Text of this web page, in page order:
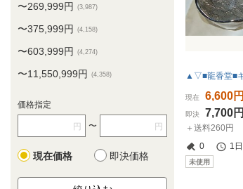
〜269,999円 (3,987)
〜375,999円 (4,158)
〜603,999円 (4,274)
〜11,550,999円 (4,358)
価格指定
円 〜 円
現在価格 即決価格
現在 6,600円
即決 7,700円
＋送料260円
0
1日
未使用